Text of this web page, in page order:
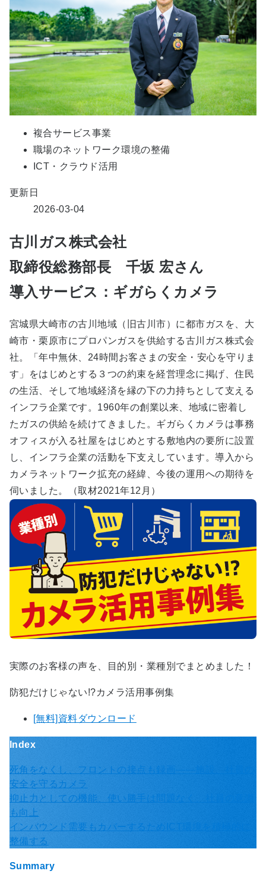
複合サービス事業
職場のネットワーク環境の整備
ICT・クラウド活用
更新日
2026-03-04
古川ガス株式会社
取締役総務部長 千坂 宏さん
導入サービス：ギガらくカメラ
宮城県大崎市の古川地域（旧古川市）に都市ガスを、大
崎市・栗原市にプロパンガスを供給する古川ガス株式会
社。「年中無休、24時間お客さまの安全・安心を守りま
す」をはじめとする３つの約束を経営理念に掲げ、住民
の生活、そして地域経済を縁の下の力持ちとして支える
インフラ企業です。1960年の創業以来、地域に密着し
たガスの供給を続けてきました。ギガらくカメラは事務
オフィスが入る社屋をはじめとする敷地内の要所に設置
し、インフラ企業の活動を下支えしています。導入から
カメラネットワーク拡充の経緯、今後の運用への期待を
伺いました。（取材2021年12月）
実際のお客様の声を、目的別・業種別でまとめました！
防犯だけじゃない!?カメラ活用事例集
[無料]資料ダウンロード
Index
死角をなくし、フロントの接点も録画――施設、社員の
安全を守るカメラ
抑止力としての機能、使い勝手は問題なく、社員の意識
も向上
インバウンド需要もカバーするためICT環境を積極的に
整備する
Summary